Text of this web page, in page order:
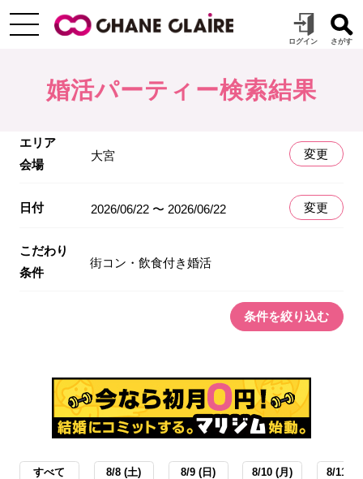
婚活パーティー検索結果
エリア
会場
大宮 変更
日付 2026/06/22 〜 2026/06/22 変更
こだわり
条件
街コン・飲食付き婚活
条件を絞り込む
すべて 8/8 (土) 8/9 (日) 8/10 (月) 8/11 (